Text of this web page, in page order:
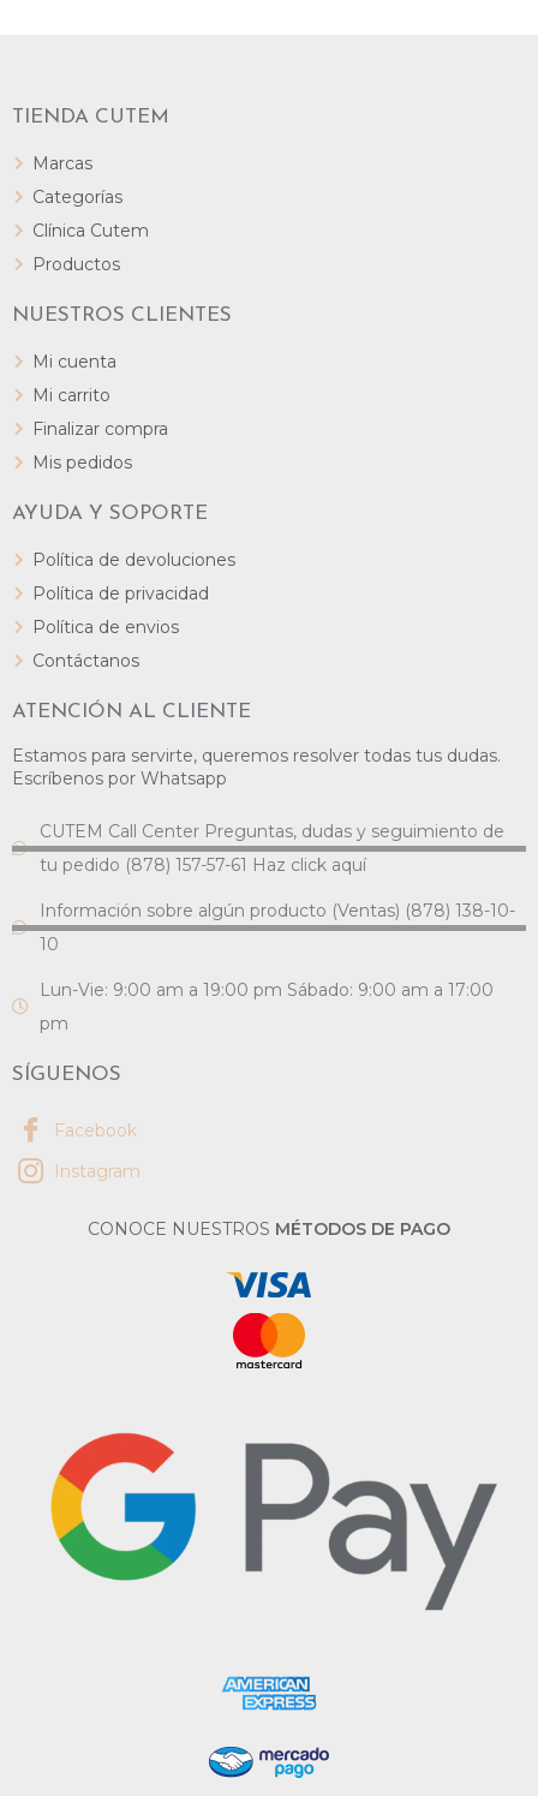
TIENDA CUTEM
Marcas
Categorías
Clínica Cutem
Productos
NUESTROS CLIENTES
Mi cuenta
Mi carrito
Finalizar compra
Mis pedidos
AYUDA Y SOPORTE
Política de devoluciones
Política de privacidad
Política de envios
Contáctanos
ATENCIÓN AL CLIENTE
Estamos para servirte, queremos resolver todas tus dudas.
Escríbenos por Whatsapp
CUTEM Call Center Preguntas, dudas y seguimiento de
tu pedido (878) 157-57-61 Haz click aquí
Información sobre algún producto (Ventas) (878) 138-10-
10
Lun-Vie: 9:00 am a 19:00 pm Sábado: 9:00 am a 17:00
pm
SÍGUENOS
Facebook
Instagram
CONOCE NUESTROS MÉTODOS DE PAGO